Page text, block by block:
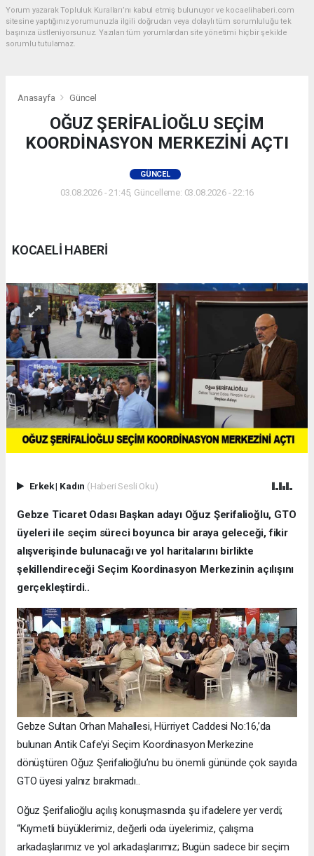
Yorum yazarak Topluluk Kuralları’nı kabul etmiş bulunuyor ve kocaelihaberi.com
sitesine yaptığınız yorumunuzla ilgili doğrudan veya dolaylı tüm sorumluluğu tek
başınıza üstleniyorsunuz. Yazılan tüm yorumlardan site yönetimi hiçbir şekilde
sorumlu tutulamaz.
Anasayfa Güncel
OĞUZ ŞERİFALİOĞLU SEÇİM
KOORDİNASYON MERKEZİNİ AÇTI
GÜNCEL
03.08.2026 - 21:45, Güncelleme: 03.08.2026 - 22:16
KOCAELİ HABERİ
Erkek| Kadın (Haberi Sesli Oku)
Gebze Ticaret Odası Başkan adayı Oğuz Şerifalioğlu, GTO
üyeleri ile seçim süreci boyunca bir araya geleceği, fikir
alışverişinde bulunacağı ve yol haritalarını birlikte
şekillendireceği Seçim Koordinasyon Merkezinin açılışını
gerçekleştirdi..
Gebze Sultan Orhan Mahallesi, Hürriyet Caddesi No:16,’da
bulunan Antik Cafe’yi Seçim Koordinasyon Merkezine
dönüştüren Oğuz Şerifalioğlu’nu bu önemli gününde çok sayıda
GTO üyesi yalnız bırakmadı..
Oğuz Şerifalioğlu açılış konuşmasında şu ifadelere yer verdi;
“Kıymetli büyüklerimiz, değerli oda üyelerimiz, çalışma
arkadaşlarımız ve yol arkadaşlarımız; Bugün sadece bir seçim